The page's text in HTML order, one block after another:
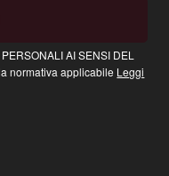
AI SENSI DEL
normativa applicabile Leggi